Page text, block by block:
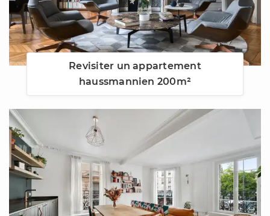
Revisiter un appartement
haussmannien 200m²